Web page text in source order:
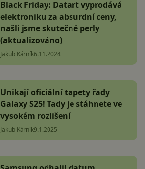
Black Friday: Datart vyprodává
elektroniku za absurdní ceny,
našli jsme skutečné perly
(aktualizováno)
Jakub Kárník6.11.2024
Unikají oficiální tapety řady
Galaxy S25! Tady je stáhnete ve
vysokém rozlišení
Jakub Kárník9.1.2025